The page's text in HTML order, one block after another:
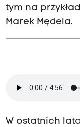
tym na
Marek Mędela.
W ostatnich